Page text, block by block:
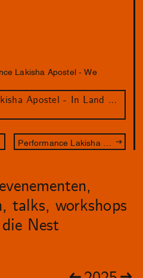
Lakisha Apostel - We
Lungiswa Gqunta & Lakisha Apostel - In Land We Resonate
talks, workshops
Nest